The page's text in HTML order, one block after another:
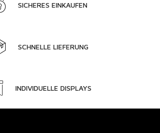
SICHERES EINKAUFEN
SCHNELLE LIEFERUNG
INDIVIDUELLE DISPLAYS